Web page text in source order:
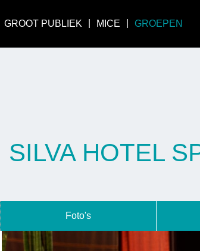
GROOT PUBLIEK MICE GROEPEN
SILVA HOTEL
Foto's